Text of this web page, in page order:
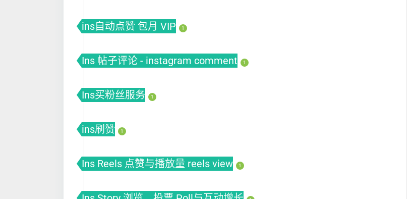
ins自动点赞 包月 VIP 1
Ins 帖子评论 - instagram comment 1
Ins买粉丝服务 1
ins刷赞 1
Ins Reels 点赞与播放量 reels view 1